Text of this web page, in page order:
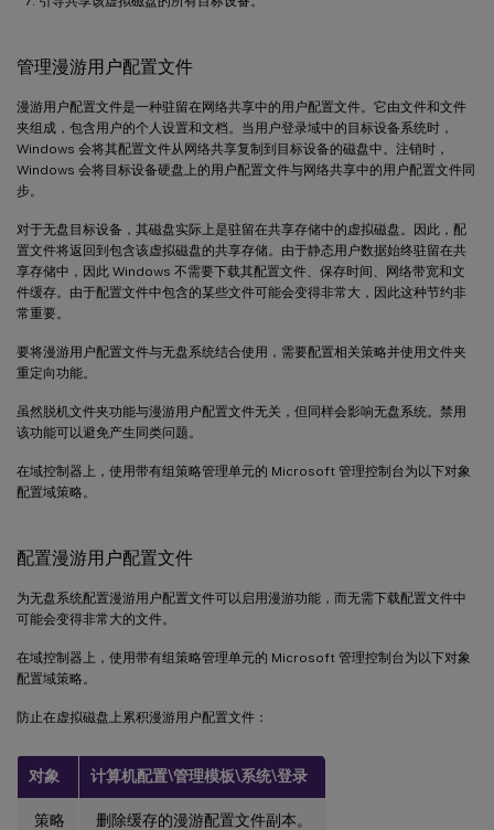
管理漫游用户配置文件
漫游用户配置文件是一种驻留在网络共享中的用户配置文件。它由文件和文件
夹组成，包含用户的个人设置和文档。当用户登录域中的目标设备系统时，
Windows 会将其配置文件从网络共享复制到目标设备的磁盘中。注销时，
Windows 会将目标设备硬盘上的用户配置文件与网络共享中的用户配置文件同
步。
对于无盘目标设备，其磁盘实际上是驻留在共享存储中的虚拟磁盘。因此，配
置文件将返回到包含该虚拟磁盘的共享存储。由于静态用户数据始终驻留在共
享存储中，因此 Windows 不需要下载其配置文件、保存时间、网络带宽和文
件缓存。由于配置文件中包含的某些文件可能会变得非常大，因此这种节约非
常重要。
要将漫游用户配置文件与无盘系统结合使用，需要配置相关策略并使用文件夹
重定向功能。
虽然脱机文件夹功能与漫游用户配置文件无关，但同样会影响无盘系统。禁用
该功能可以避免产生同类问题。
在域控制器上，使用带有组策略管理单元的 Microsoft 管理控制台为以下对象
配置域策略。
配置漫游用户配置文件
为无盘系统配置漫游用户配置文件可以启用漫游功能，而无需下载配置文件中
可能会变得非常大的文件。
在域控制器上，使用带有组策略管理单元的 Microsoft 管理控制台为以下对象
配置域策略。
防止在虚拟磁盘上累积漫游用户配置文件：
对象 计算机配置\管理模板\系统\登录
策略 删除缓存的漫游配置文件副本。